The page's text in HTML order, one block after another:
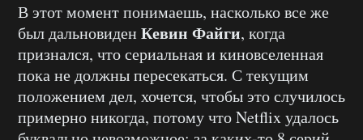
В этот момент понимаешь, насколько все же
был дальновиден Кевин Файги, когда
признался, что сериальная и киновселенная
пока не должны пересекаться. С текущим
положением дел, хочется, чтобы это случилось
примерно никогда, потому что Netflix удалось